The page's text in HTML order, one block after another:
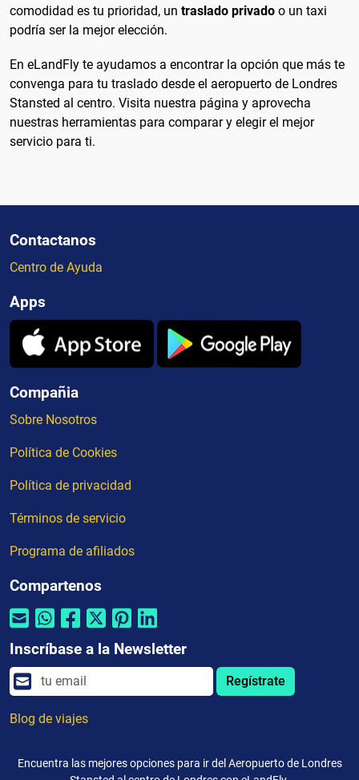
comodidad es tu prioridad, un traslado privado o un taxi
podría ser la mejor elección.
En eLandFly te ayudamos a encontrar la opción que más te
convenga para tu traslado desde el aeropuerto de Londres
Stansted al centro. Visita nuestra página y aprovecha
nuestras herramientas para comparar y elegir el mejor
servicio para ti.
Contactanos
Centro de Ayuda
Apps
Compañia
Sobre Nosotros
Política de Cookies
Política de privacidad
Términos de servicio
Programa de afiliados
Compartenos
Inscríbase a la Newsletter
Regístrate
Blog de viajes
Encuentra las mejores opciones para ir del Aeropuerto de Londres